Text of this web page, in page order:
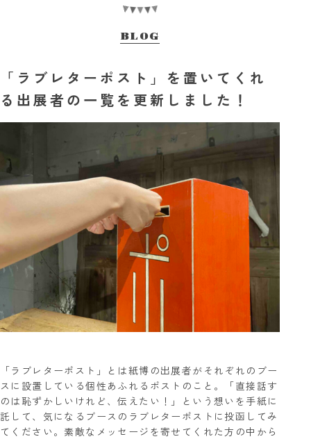
BLOG
「ラブレターポスト」を置いてくれ
る出展者の一覧を更新しました！
「ラブレターポスト」とは紙博の出展者がそれぞれのブー
スに設置している個性あふれるポストのこと。「直接話す
のは恥ずかしいけれど、伝えたい！」という想いを手紙に
託して、気になるブースのラブレターポストに投函してみ
てください。素敵なメッセージを寄せてくれた方の中から